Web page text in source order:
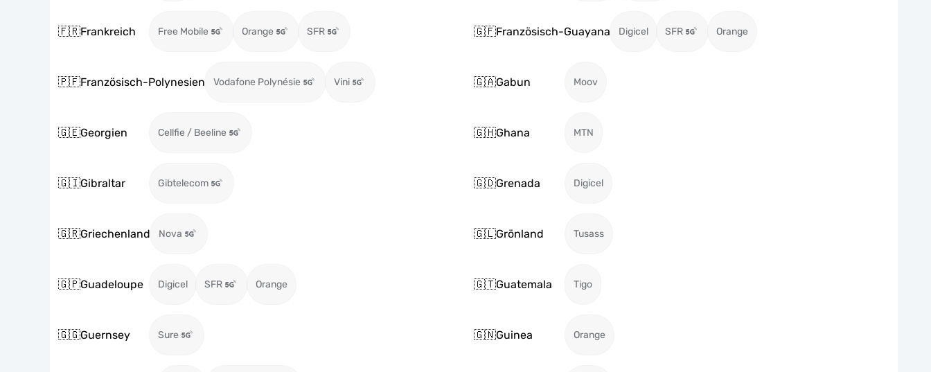
🇫🇷Frankreich Free Mobile Orange SFR 🇬🇫Französisch-Guayana Digicel SFR Orange
🇵🇫Französisch-Polynesien Vodafone Polynésie Vini 🇬🇦Gabun Moov
🇬🇪Georgien Cellfie / Beeline 🇬🇭Ghana MTN
🇬🇮Gibraltar Gibtelecom 🇬🇩Grenada Digicel
🇬🇷Griechenland Nova 🇬🇱Grönland Tusass
🇬🇵Guadeloupe Digicel SFR Orange 🇬🇹Guatemala Tigo
🇬🇬Guernsey Sure 🇬🇳Guinea Orange